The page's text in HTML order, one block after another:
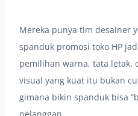
Mereka punya tim desainer
spanduk promosi toko HP
pemilihan warna, tata letak,
visual yang kuat itu bukan
gimana bikin spanduk bisa
pelanggan.